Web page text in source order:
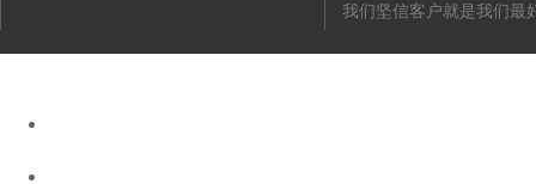
我们坚信客户就是我们最